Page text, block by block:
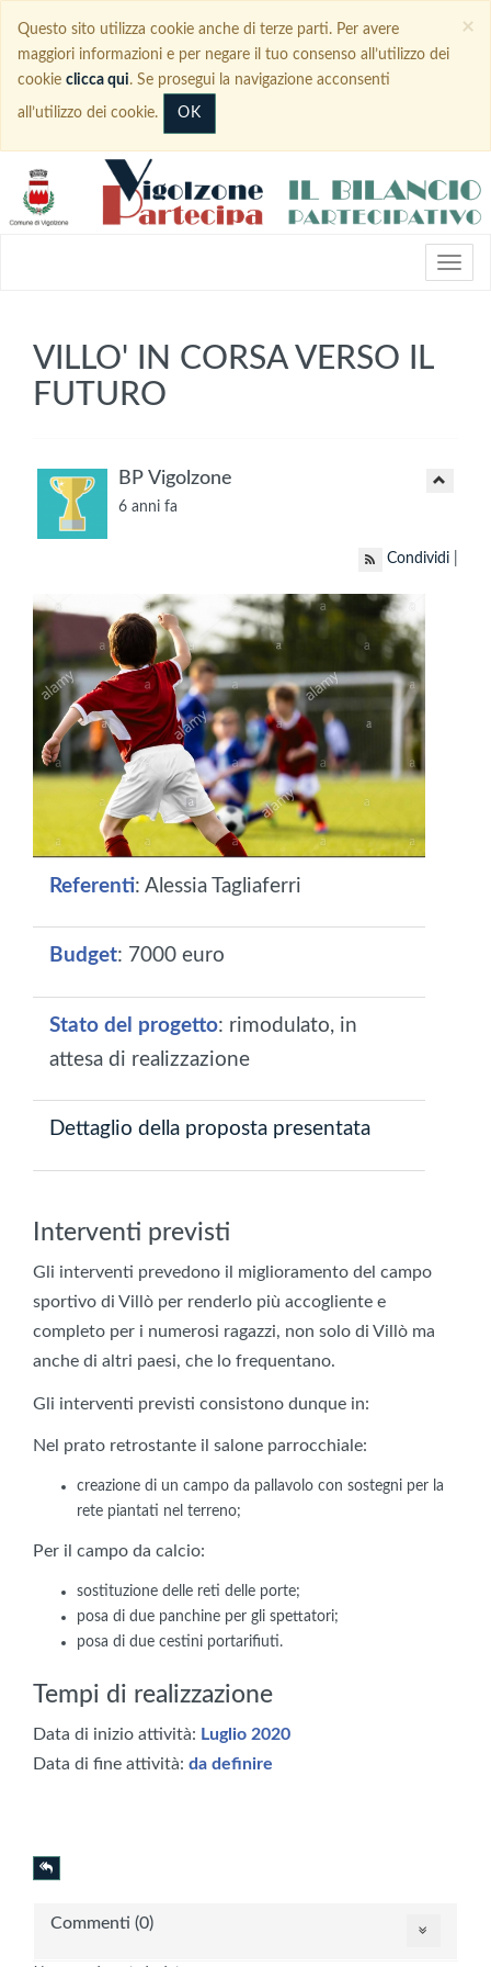
×
Questo sito utilizza cookie anche di terze parti. Per avere
maggiori informazioni e per negare il tuo consenso all’utilizzo dei
cookie clicca qui. Se prosegui la navigazione acconsenti
all’utilizzo dei cookie. OK
VILLO' IN CORSA VERSO IL
FUTURO
BP Vigolzone
6 anni fa
Condividi
Referenti: Alessia Tagliaferri
Budget: 7000 euro
Stato del progetto: rimodulato, in
attesa di realizzazione
Dettaglio della proposta presentata
Interventi previsti
Gli interventi prevedono il miglioramento del campo
sportivo di Villò per renderlo più accogliente e
completo per i numerosi ragazzi, non solo di Villò ma
anche di altri paesi, che lo frequentano.
Gli interventi previsti consistono dunque in:
Nel prato retrostante il salone parrocchiale:
creazione di un campo da pallavolo con sostegni per la
rete piantati nel terreno;
Per il campo da calcio:
sostituzione delle reti delle porte;
posa di due panchine per gli spettatori;
posa di due cestini portarifiuti.
Tempi di realizzazione
Data di inizio attività: Luglio 2020
Data di fine attività: da definire
Commenti (0)